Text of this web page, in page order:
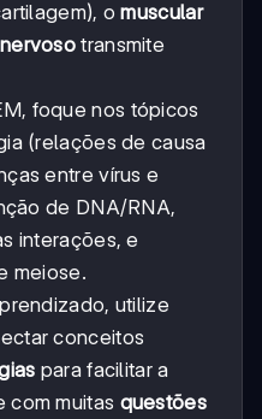
omuscular
nervoso transmite
foque nos tópicos
(relações de causa
entre vírus e
de DNA/RNA,
interações, e
meiose.
utilize
conceitos
para facilitar a
com muitas questões